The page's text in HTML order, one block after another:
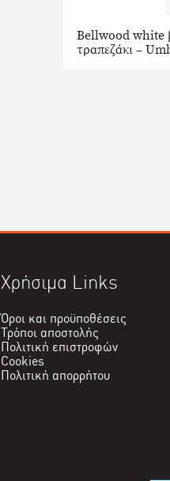
Bellwood white
τραπεζάκι –
Χρήσιμα Links
Όροι και προϋποθέσεις
Τρόποι αποστολής
Πολιτική επιστροφών
Cookies
Πολιτική απορρήτου